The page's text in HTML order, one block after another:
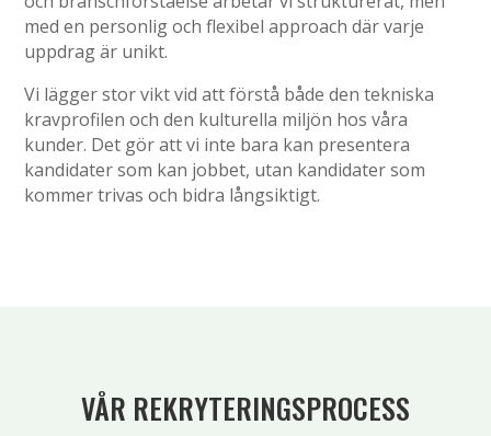
med en personlig och flexibel approach där varje
uppdrag är unikt.
Vi lägger stor vikt vid att förstå både den tekniska
kravprofilen och den kulturella miljön hos våra
kunder. Det gör att vi inte bara kan presentera
kandidater som kan jobbet, utan kandidater som
kommer trivas och bidra långsiktigt.
VÅR REKRYTERINGSPROCESS